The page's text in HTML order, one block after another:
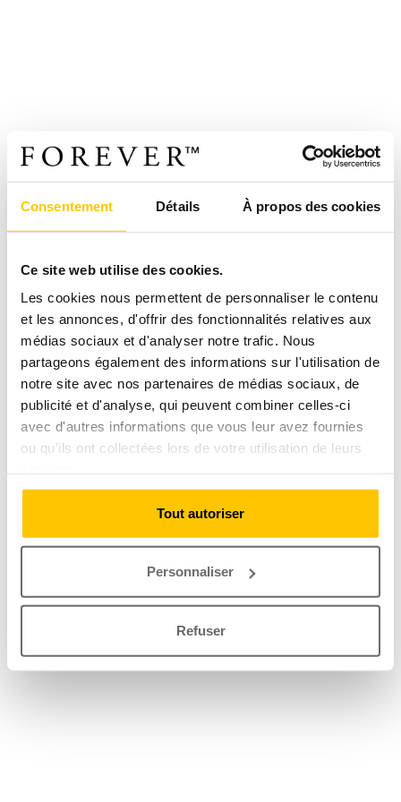
Consentement Détails À propos des cookies
Ce site web utilise des cookies.
Les cookies nous permettent de personnaliser le contenu
et les annonces, d'offrir des fonctionnalités relatives aux
médias sociaux et d'analyser notre trafic. Nous
partageons également des informations sur l'utilisation de
notre site avec nos partenaires de médias sociaux, de
publicité et d'analyse, qui peuvent combiner celles-ci
avec d'autres informations que vous leur avez fournies
ou qu'ils ont collectées lors de votre utilisation de leurs
Tout autoriser
Personnaliser
Refuser